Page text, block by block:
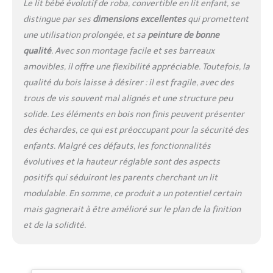
assurant sa sécurité
QUALITÉ ET SÉCURITÉ
CERTIFIÉES : ce lit
évolutif a été conçu en
Allemagne, en
conformité avec les
dernières normes de
sécurité EN 716 - 1:2017
+ AC:2019, garantissant
ainsi une qualité et une
sécurité inégalées
SPÉCIFICATIONS :
Dimensions : L 142 x P 78
x H 78 cm ; Matières :
panneau de particules
mélaminé et bois
stratifié ; Poids max. 50
Le lit bébé évolutif de roba, convertible en lit enfant, se
distingue par ses dimensions excellentesqui promettent
une utilisation prolongée, et sa peinture de bonne
qualité. Avec son montage facile et ses barreaux
amovibles, il offre une flexibilité appréciable. Toutefois, la
qualité du bois laisse à désirer : il est fragile, avec des
trous de vis souvent mal alignés et une structure peu
solide. Les éléments en bois non finis peuvent présenter
des échardes, ce qui est préoccupant pour la sécurité des
enfants. Malgré ces défauts, les fonctionnalités
évolutives et la hauteur réglable sont des aspects
positifs qui séduiront les parents cherchant un lit
modulable. En somme, ce produit a un potentiel certain
mais gagnerait à être amélioré sur le plan de la finition
et de la solidité.